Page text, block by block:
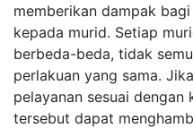
memberikan dampak
kepada murid. Setiap
berbeda-beda, tidak
perlakuan yang sama.
pelayanan sesuai dengan
tersebut dapat